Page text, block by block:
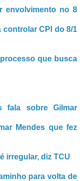
envolvimento no 8
CPI do 8/1
que busca
fala sobre Gilmar
Mendes que fez
irregular, diz TCU
para volta de